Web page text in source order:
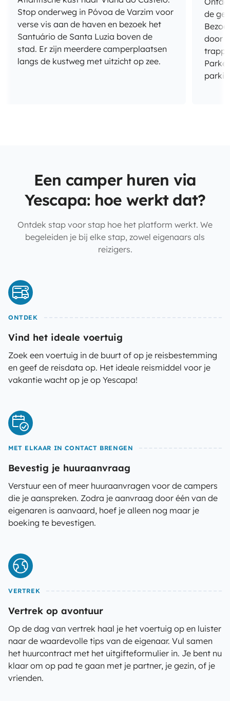
Stop onderweg in Póvoa de Varzim voor
verse vis aan de haven en bezoek het
Santuário de Santa Luzia boven de
stad. Er zijn meerdere camperplaatsen
langs de kustweg met uitzicht op zee.
de
door
Een camper huren via
Yescapa: hoe werkt dat?
Ontdek stap voor stap hoe het platform werkt. We
begeleiden je bij elke stap, zowel eigenaars als
reizigers.
ONTDEK
Vind het ideale voertuig
Zoek een voertuig in de buurt of op je reisbestemming
en geef de reisdata op. Het ideale reismiddel voor je
vakantie wacht op je op Yescapa!
MET ELKAAR IN CONTACT BRENGEN
Bevestig je huuraanvraag
Verstuur een of meer huuraanvragen voor de campers
die je aanspreken. Zodra je aanvraag door één van de
eigenaren is aanvaard, hoef je alleen nog maar je
boeking te bevestigen.
VERTREK
Vertrek op avontuur
Op de dag van vertrek haal je het voertuig op en luister
naar de waardevolle tips van de eigenaar. Vul samen
het huurcontract met het uitgifteformulier in. Je bent nu
klaar om op pad te gaan met je partner, je gezin, of je
vrienden.